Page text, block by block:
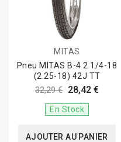
MITAS
Pneu MITAS B-4 2 1/4-18
(2.25-18) 42J TT
32,29 € 28,42 €
En Stock
AJOUTER AU PANIER